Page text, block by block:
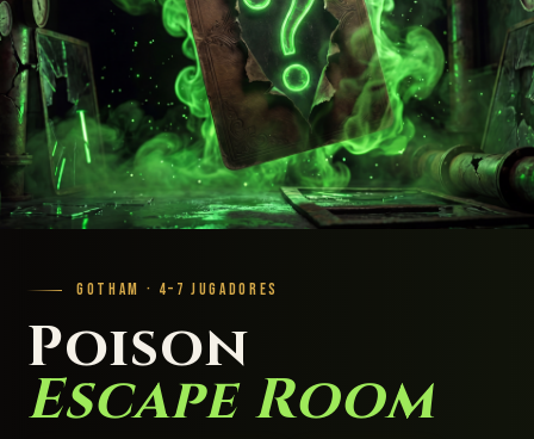
GOTHAM · 4–7 JUGADORES
Poison
Escape Room